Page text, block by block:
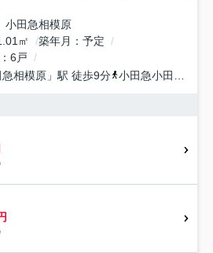
田急相模原
㎡ 築年月
予定
6戸
急相模原 」駅 徒歩9分 小田急小田原線